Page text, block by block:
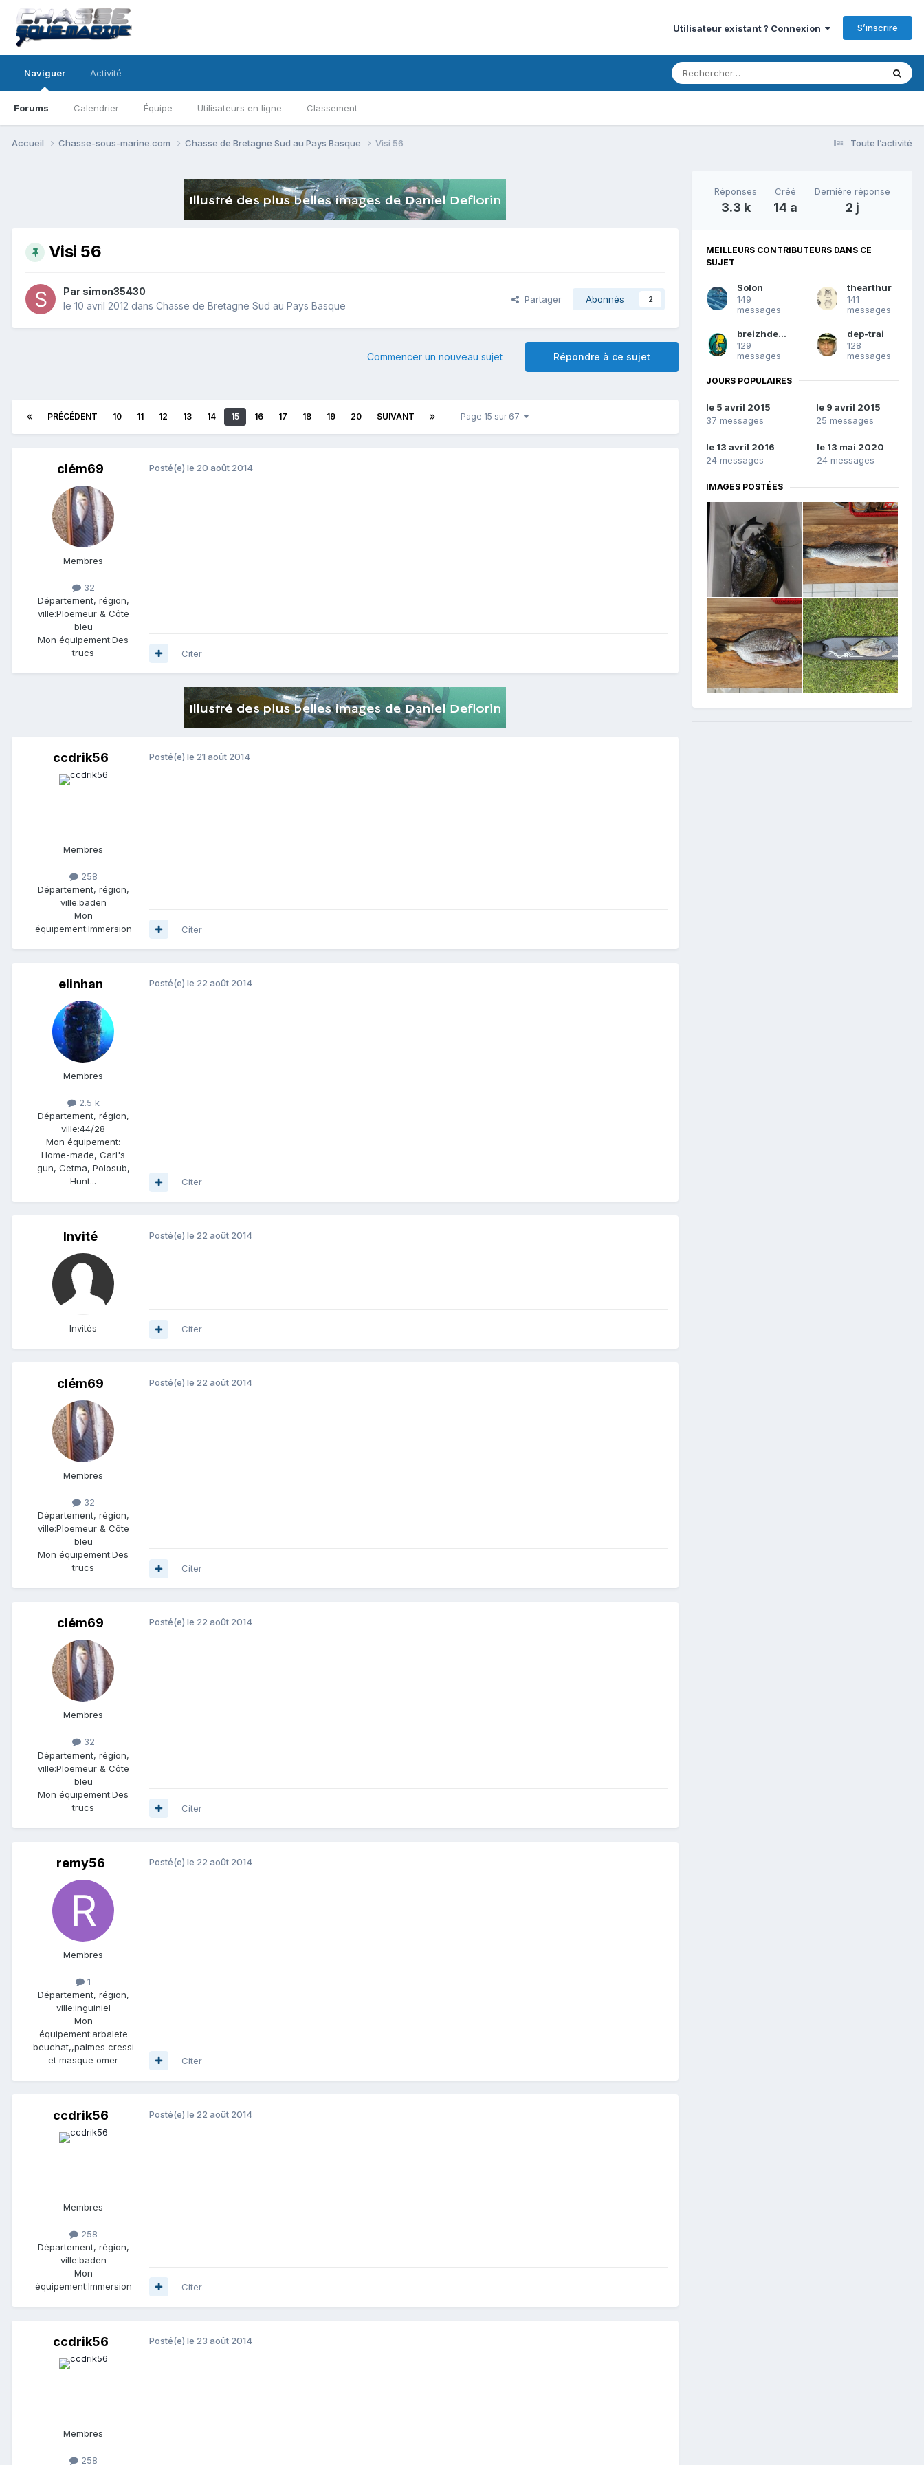
Utilisateur existant ? Connexion S’inscrire
Naviguer
Forums Calendrier Équipe Utilisateurs en ligne Classement
Activité
Toute l’activité
Accueil Chasse-sous-marine.com Chasse de Bretagne Sud au Pays Basque Visi 56
Visi 56
Par simon35430
le 10 avril 2012 dans Chasse de Bretagne Sud au Pays Basque
Partager Abonnés 2
Répondre à ce sujet
Commencer un nouveau sujet
PRÉCÉDENT 10 11 12 13 14 15 16 17 18 19 20 SUIVANT Page 15 sur 67
clém69
Membres
32
Département, région,
ville:Ploemeur & Côte
bleu
Mon équipement:Des
trucs
Posté(e) le 20 août 2014
Citer
ccdrik56
Membres
258
Département, région,
ville:baden
Mon
équipement:Immersion
Posté(e) le 21 août 2014
Citer
elinhan
Membres
2.5 k
Département, région,
ville:44/28
Mon équipement:
Home-made, Carl's
gun, Cetma, Polosub,
Hunt...
Posté(e) le 22 août 2014
Citer
Invité
Invités
Posté(e) le 22 août 2014
Citer
clém69
Membres
32
Département, région,
ville:Ploemeur & Côte
bleu
Mon équipement:Des
trucs
Posté(e) le 22 août 2014
Citer
clém69
Membres
32
Département, région,
ville:Ploemeur & Côte
bleu
Mon équipement:Des
trucs
Posté(e) le 22 août 2014
Citer
remy56
Membres
1
Département, région,
ville:inguiniel
Mon
équipement:arbalete
beuchat,,palmes cressi
et masque omer
Posté(e) le 22 août 2014
Citer
ccdrik56
Membres
258
Département, région,
ville:baden
Mon
équipement:Immersion
Posté(e) le 22 août 2014
Citer
ccdrik56
Membres
258
Posté(e) le 23 août 2014
Réponses
3.3 k
Créé
14 a
Dernière réponse
2 j
MEILLEURS CONTRIBUTEURS DANS CE
SUJET
Solon
149
messages
thearthur
141
messages
breizhdenice
129
messages
dep-trai
128
messages
JOURS POPULAIRES
le 5 avril 2015
37 messages
le 9 avril 2015
25 messages
le 13 avril 2016
24 messages
le 13 mai 2020
24 messages
IMAGES POSTÉES